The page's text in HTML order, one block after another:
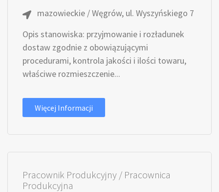
mazowieckie / Węgrów, ul. Wyszyńskiego 7
Opis stanowiska: przyjmowanie i rozładunek
dostaw zgodnie z obowiązującymi
procedurami, kontrola jakości i ilości towaru,
właściwe rozmieszczenie...
Więcej Informacji
Pracownik Produkcyjny / Pracownica
Produkcyjna